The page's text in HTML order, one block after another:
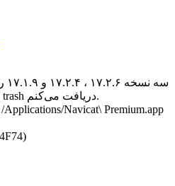
is damaged and move to trash دریافت می‌کنم.
نسخه مکینتاش: 15.5 (24F74)